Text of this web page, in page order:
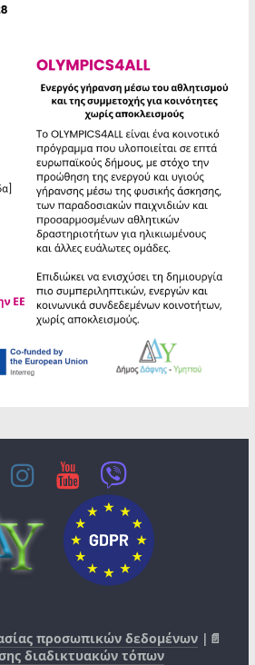
προσωπικών δεδομένων |📄
διαδικτυακών τόπων